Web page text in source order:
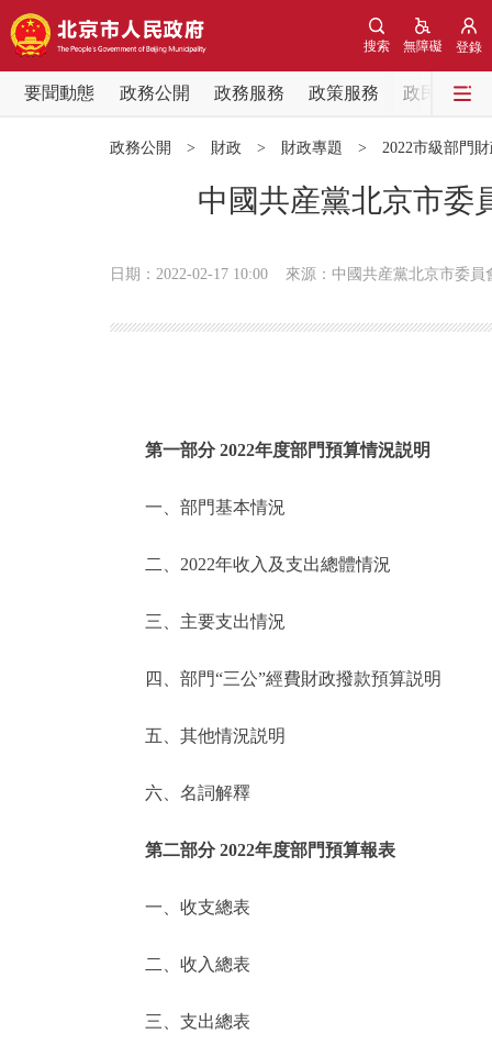
登錄
無障礙
搜索
要聞動態 政務公開 政務服務 政策服務
政民互動
便民服務
仲介服務
政民互動
12345網上接訴即辦
參與調查
走進北京
政務公開 > 財政 > 財政專題 > 2022市級部門
中國共産黨北京市委
日期：2022-02-17 10:00 來源：中國共産黨北京市委
第一部分 2022年度部門預算情況説明
一、部門基本情況
二、2022年收入及支出總體情況
三、主要支出情況
四、部門“三公”經費財政撥款預算説明
五、其他情況説明
六、名詞解釋
第二部分 2022年度部門預算報表
一、收支總表
二、收入總表
三、支出總表